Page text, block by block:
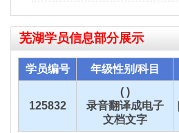
芜湖学员信息部分展示
学员编号 年级性别/科目
125832
( )
录音翻译成电子
文档文字